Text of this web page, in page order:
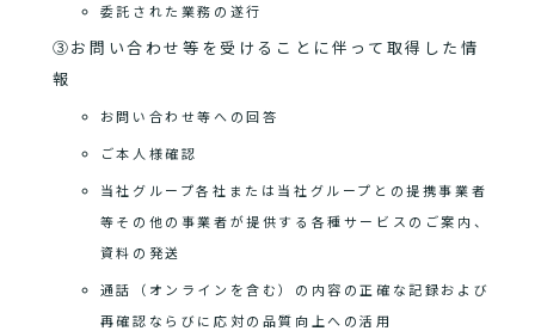
委託された業務の遂行
③お問い合わせ等を受けることに伴って取得した情
報
お問い合わせ等への回答
ご本人様確認
当社グループ各社または当社グループとの提携事業者
等その他の事業者が提供する各種サービスのご案内、
資料の発送
通話（オンラインを含む）の内容の正確な記録および
再確認ならびに応対の品質向上への活用